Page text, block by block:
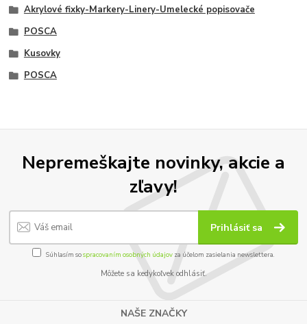
Akrylové fixky-Markery-Linery-Umelecké popisovače
POSCA
Kusovky
POSCA
Nepremeškajte novinky, akcie a
zľavy!
Prihlásiť sa
Súhlasím sospracovaním osobných údajov za účelom zasielania newslettera.
Môžete sa kedykoľvek odhlásiť.
NAŠE ZNAČKY